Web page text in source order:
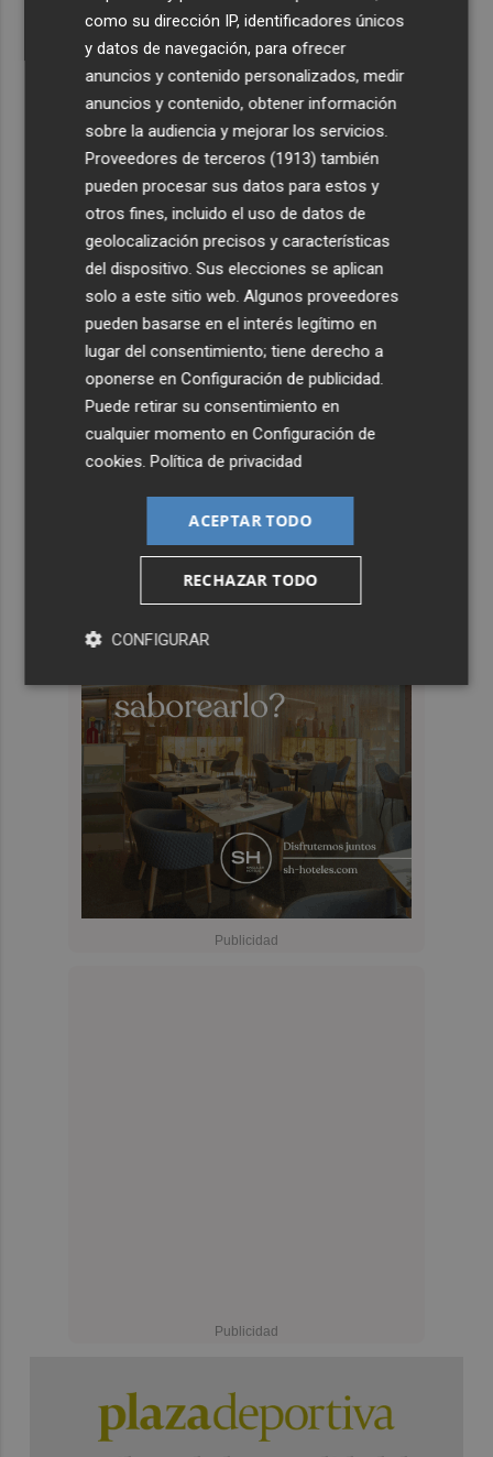
como su dirección IP, identificadores únicos
y datos de navegación, para ofrecer
anuncios y contenido personalizados, medir
anuncios y contenido, obtener información
sobre la audiencia y mejorar los servicios.
Proveedores de terceros (1913) también
pueden procesar sus datos para estos y
otros fines, incluido el uso de datos de
geolocalización precisos y características
del dispositivo. Sus elecciones se aplican
solo a este sitio web. Algunos proveedores
pueden basarse en el interés legítimo en
lugar del consentimiento; tiene derecho a
oponerse enConfiguración de publicidad.
Puede retirar su consentimiento en
cualquier momento enConfiguración de
cookies.Política de privacidad
ACEPTAR TODO
RECHAZAR TODO
CONFIGURAR